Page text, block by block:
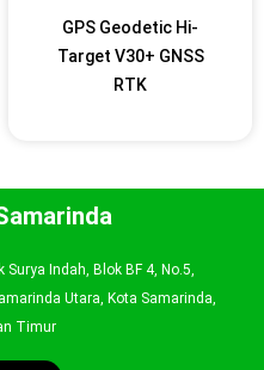
GPS Geodetic Hi-
Target V30+ GNSS
RTK
Surya Indah, Blok BF 4, No.5,
Utara, Kota Samarinda,
Timur